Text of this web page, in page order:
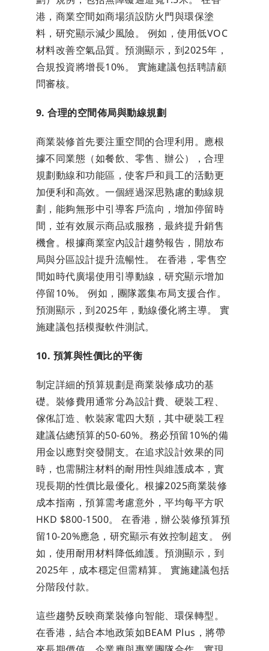
港，商業空間如商場須設防火門與環保塗
料，研究顯示減少風險。 例如，使用低VOC
材料改善空氣品質。預測顯示，到2025年，
合規投資將增長10%。 實施建議包括聘請顧
問審核。
9. 合理的空間佈局與動線規劃
商業裝修首先要注重空間的合理利用。應根
據不同業態（如餐飲、零售、辦公），合理
規劃動線和功能區，使客戶和員工的活動更
加便利和高效。一個經過深思熟慮的動線規
劃，能夠無形中引導客戶流向，增加停留時
間，並有效展示商品或服務，最終提升銷售
機會。根據商業室內設計趨勢報告，開放布
局與分區設計提升流暢性。 在香港，零售空
間如時代廣場使用引導動線，研究顯示增加
停留10%。 例如，團隊叢集布局支援合作。
預測顯示，到2025年，動線優化將主導。 實
施建議包括模擬軟件測試。
10. 預算與性價比的平衡
制定詳細的預算規劃是商業裝修成功的基
礎。裝修費用通常分為設計費、硬裝工程、
傢俬訂造、軟裝家電四大類，其中硬裝工程
建議佔總預算的50-60%。務必預留10%的備
用金以應對突發開支。在追求設計效果的同
時，也需關注材料的耐用性與維護成本，實
現長期的性價比最優化。根據2025商業裝修
成本指南，預算需考慮意外，平均每平方呎
HKD $800-1500。 在香港，辦公裝修預算預
留10-20%應急，研究顯示有效控制超支。 例
如，使用耐用材料降低維護。預測顯示，到
2025年，成本穩定但需精算。 實施建議包括
分階段付款。
這些趨勢反映商業裝修向智能、環保轉型。
在香港，結合本地政策如BEAM Plus，將帶